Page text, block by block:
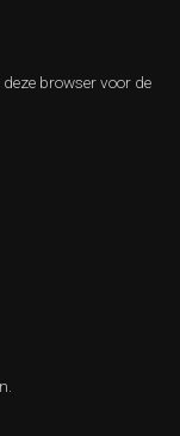
browser voor de